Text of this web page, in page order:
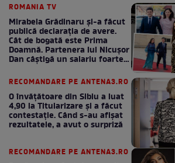
ROMANIA TV
Mirabela Grădinaru și-a făcut
publică declarația de avere.
Cât de bogată este Prima
Doamnă. Partenera lui Nicușor
Dan câștigă un salariu foarte
RECOMANDARE PE ANTENA3.RO
O învățătoare din Sibiu a luat
4,90 la Titularizare și a făcut
contestație. Când s-au afișat
rezultatele, a avut o surpriză
RECOMANDARE PE ANTENA3.RO